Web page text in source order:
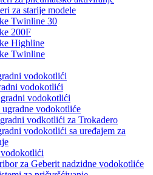
za starije modele
Twinline 30
200F
Highline
Twinline
vodokotlići
vodokotlići
vodokotlići
vodokotliće
vodkotlići za Trokadero
vodokotlići sa uređajem za
za Geberit nadzidne vodokotliće